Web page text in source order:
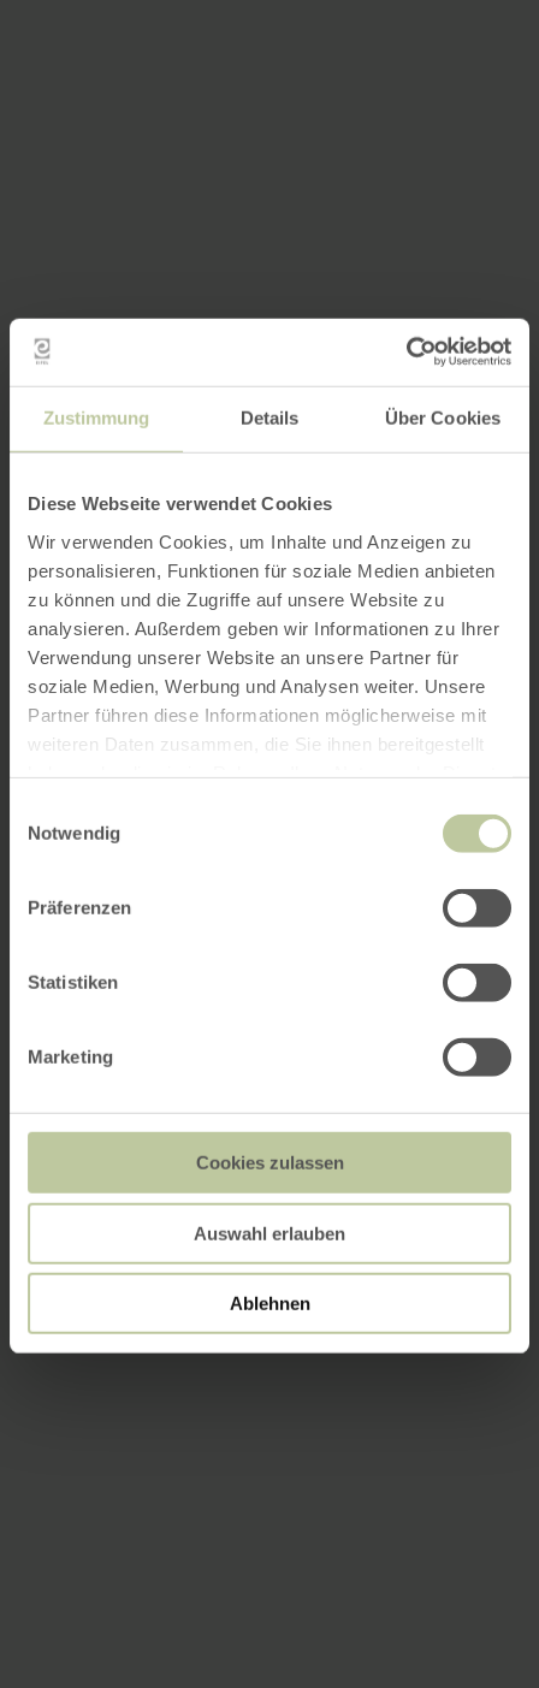
Zustimmung Details Über Cookies
Diese Webseite verwendet Cookies
Wir verwenden Cookies, um Inhalte und Anzeigen zu
personalisieren, Funktionen für soziale Medien anbieten
zu können und die Zugriffe auf unsere Website zu
analysieren. Außerdem geben wir Informationen zu Ihrer
Verwendung unserer Website an unsere Partner für
soziale Medien, Werbung und Analysen weiter. Unsere
Partner führen diese Informationen möglicherweise mit
weiteren Daten zusammen, die Sie ihnen bereitgestellt
Notwendig
Präferenzen
Statistiken
Marketing
Cookies zulassen
Auswahl erlauben
Ablehnen